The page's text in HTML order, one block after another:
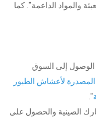
والمواد الداعمة". كما
الوصول إلى السوق
المصدرة لأعشاش الطيور
".
الصينية والحصول على